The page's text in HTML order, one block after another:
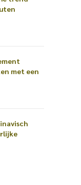
met een